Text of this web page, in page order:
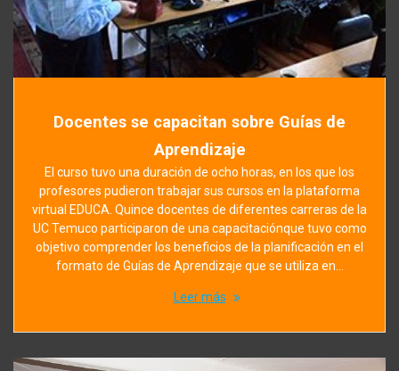
Docentes se capacitan sobre Guías de
Aprendizaje
El curso tuvo una duración de ocho horas, en los que los
profesores pudieron trabajar sus cursos en la plataforma
virtual EDUCA. Quince docentes de diferentes carreras de la
UC Temuco participaron de una capacitaciónque tuvo como
objetivo comprender los beneficios de la planificación en el
formato de Guías de Aprendizaje que se utiliza en…
Leer más